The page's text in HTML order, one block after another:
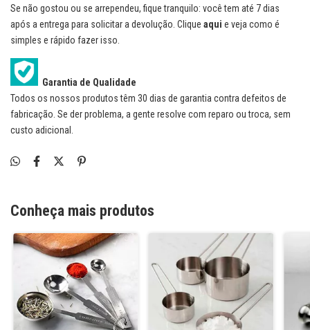
Se não gostou ou se arrependeu, fique tranquilo: você tem até 7 dias
após a entrega para solicitar a devolução. Clique aqui e veja como é
simples e rápido fazer isso.
Garantia de Qualidade
Todos os nossos produtos têm 30 dias de garantia contra defeitos de
fabricação. Se der problema, a gente resolve com reparo ou troca, sem
custo adicional.
Conheça mais produtos